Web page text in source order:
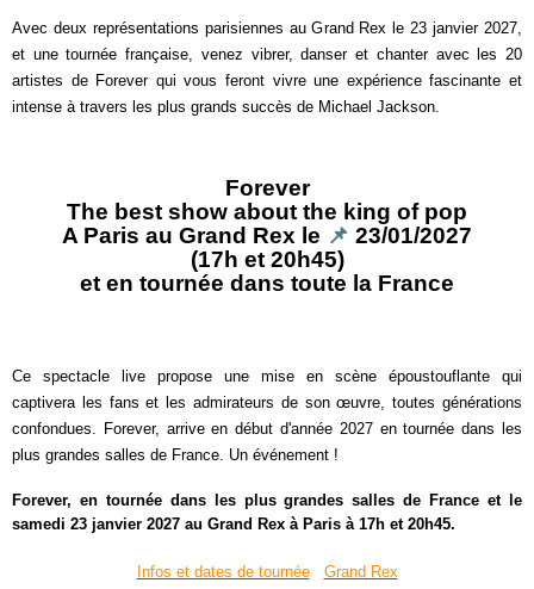
Avec deux représentations parisiennes au Grand Rex le 23 janvier 2027,
et une tournée française, venez vibrer, danser et chanter avec les 20
artistes de Forever qui vous feront vivre une expérience fascinante et
intense à travers les plus grands succès de Michael Jackson.
Forever
The best show about the king of pop
A Paris au Grand Rex le 📌 23/01/2027
(17h et 20h45)
et en tournée dans toute la France
Ce spectacle live propose une mise en scène époustouflante qui
captivera les fans et les admirateurs de son œuvre, toutes générations
confondues. Forever, arrive en début d'année 2027 en tournée dans les
plus grandes salles de France. Un événement !
Forever, en tournée dans les plus grandes salles de France et le
samedi 23 janvier 2027 au Grand Rex à Paris à 17h et 20h45.
Infos et dates de tournée Grand Rex